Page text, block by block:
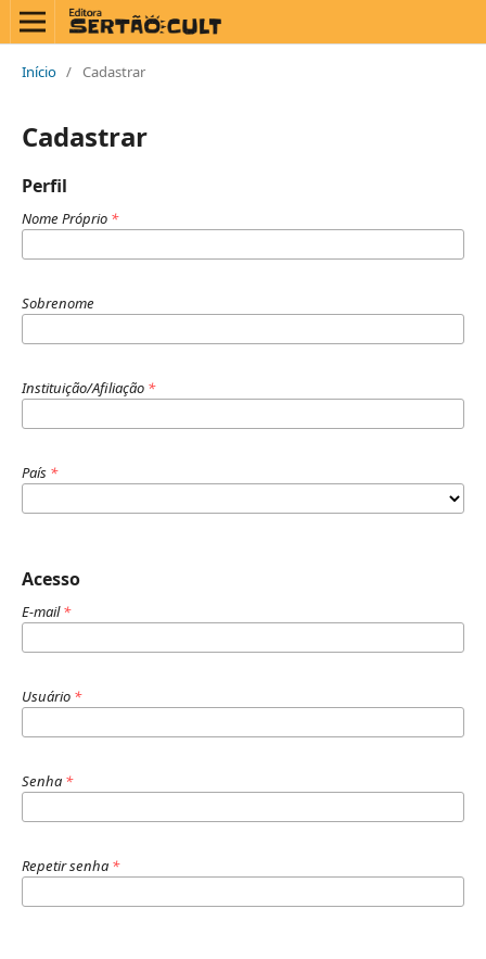
Início / Cadastrar
Cadastrar
Perfil
Nome Próprio *
Sobrenome
Instituição/Afiliação *
País *
Acesso
E-mail*
Usuário *
Senha *
Repetir senha *